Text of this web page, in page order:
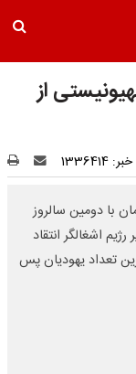
از
1336414
با دومین سالروز
اشغالگر انتقاد
تعداد یهودیان پس